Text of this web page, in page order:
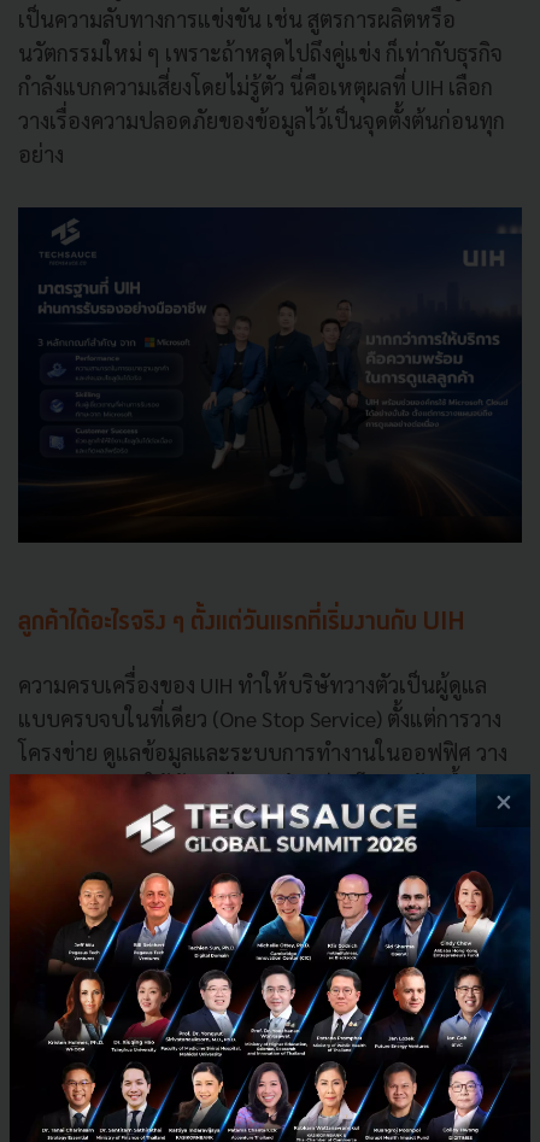
เป็นความลับทางการแข่งขัน เช่น สูตรการผลิตหรือ
นวัตกรรมใหม่ ๆ เพราะถ้าหลุดไปถึงคู่แข่ง ก็เท่ากับธุรกิจ
กำลังแบกความเสี่ยงโดยไม่รู้ตัว นี่คือเหตุผลที่ UIH เลือก
วางเรื่องความปลอดภัยของข้อมูลไว้เป็นจุดตั้งต้นก่อนทุก
อย่าง
ลูกค้าได้อะไรจริง ๆ ตั้งแต่วันแรกที่เริ่มงานกับ UIH
ความครบเครื่องของ UIH ทำให้บริษัทวางตัวเป็นผู้ดูแล
แบบครบจบในที่เดียว (One Stop Service) ตั้งแต่การวาง
โครงข่าย ดูแลข้อมูลและระบบการทำงานในออฟฟิศ วาง
ความปลอดภัยให้ข้อมูล ไปจนถึงเตรียมโครงสร้างพื้นฐาน
บนคลาวด์ให้พร้อมรองรับ AI โดยทีมผู้เชี่ยวชาญทั้งไทย
และต่างชาติจะเข้าไปประเมินความต้องการร่วมกับทีม
ขาย แล้ววางแผนงาน (Roadmap) เป็นระยะสั้น กลาง และ
ยาว เริ่มจากโจทย์ง่าย ๆ ของแต่ละแผนกก่อน เช่น งานปิด
บัญชีสิ้นเดือน แล้วค่อยขยายไปสู่กระบวนการข้ามแผนกที่
ซับซ้อนขึ้น พร้อมมีการอบรมเชิงปฏิบัติการ (Workshop)
ให้แต่ละฝ่าย และหากลูกค้าไม่มีทีมทำเอง ก็มีบริการมือ
อาชีพ (Professional Service) เข้าไปช่วยสร้าง AI Agent
เฉพาะทางให้ครบด้วยบริการหลังการขายทั้งแบบตลอด
24 ชั่วโมงสำหรับธุรกิจที่หยุดไม่ได้ (Mission Critical) และ
×